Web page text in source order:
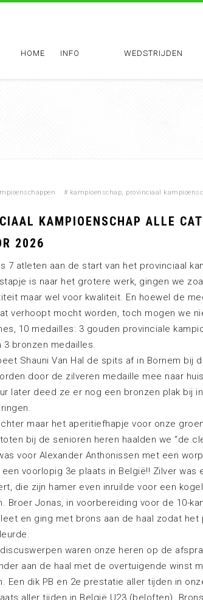
HOME INFO WEDSTRIJDEN
# kampioenschap, provinciaal
KAMPIOENSCHAP ALLE
2026
7 atleten aan de start van het provinciaal
is naar het grotere werk, gingen we
maar wel voor kwaliteit. En hoewel de
verhoopt mocht worden, toch mogen we
10 medailles: 3 gouden provinciale
3 bronzen medailles.
Shauni Van Hal de spits af in Bornem bij
door de zilveren medaille mee naar
later deed ze er nog een bronzen plak bij
maar het aperitiefhapje voor onze
bij de senioren heren haalden we “de
voor Alexander Anthonissen met een
een voorlopig 3e plaats in België!! Zilver was
die zijn hamer even inruilde voor een
Broer Jonas, in voorbereiding voor de 10-
en ging met brons aan de haal zodat het
waren onze heren op de
aan de haal met de overtuigende winst
Een dik PB en 2e prestatie aller tijden in
aller tijden in België U23 (beloften).